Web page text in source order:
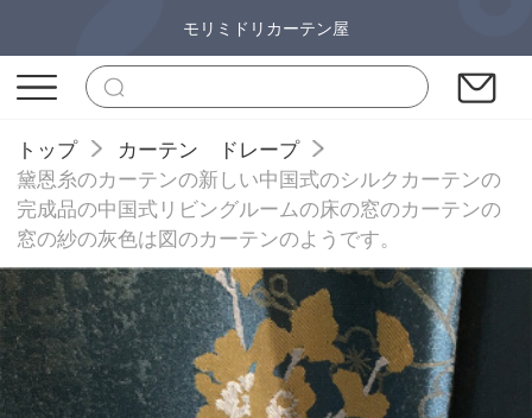
モリミドリカーテン屋
トップ
カーテン ドレープ
黛恩糸のカーテンの新しい中国式のシルクカーテンの
完成品の中国式リビングルームの床の窓のカーテンの
窓の紗の灰色は図のカーテンのようです。